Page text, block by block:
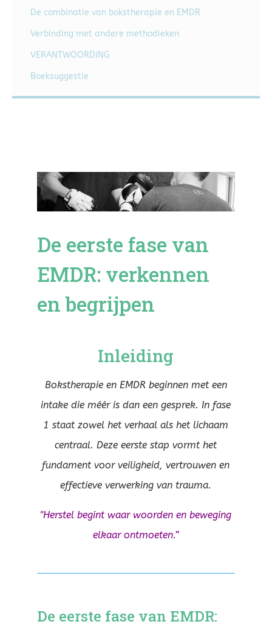
De combinatie van bokstherapie en EMDR
Verbinding met andere methodieken
VERANTWOORDING
Boeksuggestie
De eerste fase van
EMDR: verkennen
en begrijpen
Inleiding
Bokstherapie en EMDR beginnen met een
intake die méér is dan een gesprek. In fase
1 staat zowel het verhaal als het lichaam
centraal. Deze eerste stap vormt het
fundament voor veiligheid, vertrouwen en
effectieve verwerking van trauma.
"Herstel begint waar woorden en beweging
elkaar ontmoeten.”
De eerste fase van EMDR: